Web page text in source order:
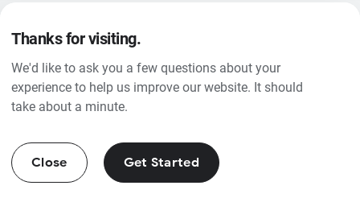
プライバシー ポリシー
Thanks for visiting.
We'd like to ask you a few questions about your
experience to help us improve our website. It should
take about a minute.
Close Get Started